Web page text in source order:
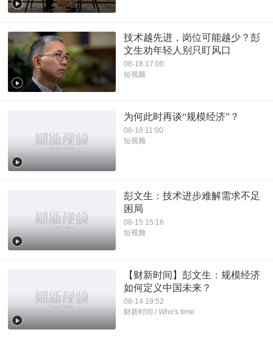
技术越先进，岗位可能越少？彭
文生劝年轻人别只盯风口
08-18 17:00
短视频
为何此时再谈“规模经济”？
08-18 11:00
短视频
彭文生：技术进步难解需求不足
困局
08-15 15:16
短视频
【财新时间】彭文生：规模经济
如何定义中国未来？
08-14 19:52
财新时间 / Who's time